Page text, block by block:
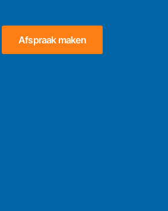
Afspraak maken